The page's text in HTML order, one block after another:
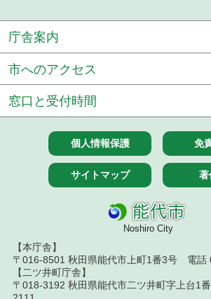
庁舎案内
市へのアクセス
窓口と受付時間
個人情報保護 免
サイトマップ 著
Noshiro City
【本庁舎】
〒016-8501 秋田県能代市上町1番3号 電話
【二ツ井町庁舎】
〒018-3192 秋田県能代市二ツ井町字上台1